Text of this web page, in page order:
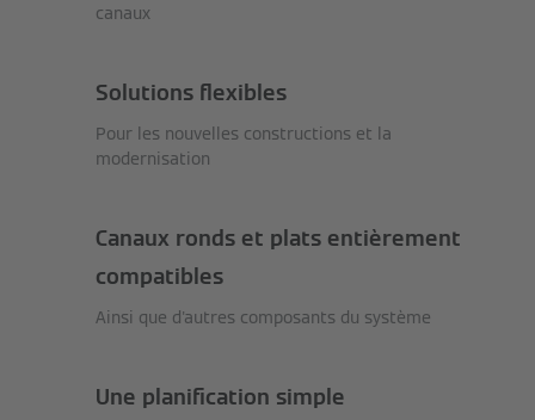
canaux
Solutions flexibles
Pour les nouvelles constructions et la
modernisation
Canaux ronds et plats entièrement
compatibles
Ainsi que d'autres composants du système
Une planification simple